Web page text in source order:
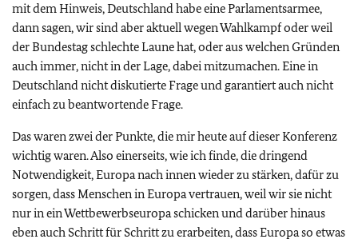
mit dem Hinweis, Deutschland habe eine Parlamentsarmee,
dann sagen, wir sind aber aktuell wegen Wahlkampf oder weil
der Bundestag schlechte Laune hat, oder aus welchen Gründen
auch immer, nicht in der Lage, dabei mitzumachen. Eine in
Deutschland nicht diskutierte Frage und garantiert auch nicht
einfach zu beantwortende Frage.
Das waren zwei der Punkte, die mir heute auf dieser Konferenz
wichtig waren. Also einerseits, wie ich finde, die dringend
Notwendigkeit, Europa nach innen wieder zu stärken, dafür zu
sorgen, dass Menschen in Europa vertrauen, weil wir sie nicht
nur in ein Wettbewerbseuropa schicken und darüber hinaus
eben auch Schritt für Schritt zu erarbeiten, dass Europa so etwas